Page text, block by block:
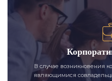
В случае возникновения
являющимися